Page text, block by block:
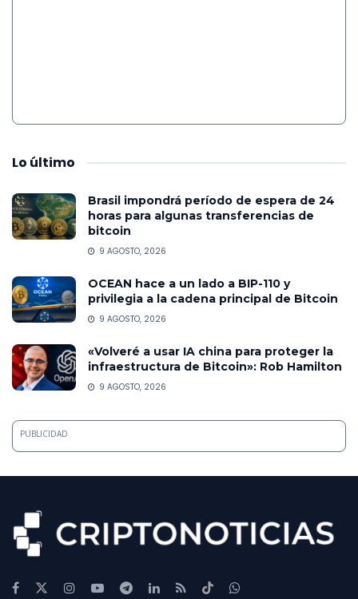
Lo último
Brasil impondrá período de espera de 24
horas para algunas transferencias de
bitcoin
9 AGOSTO, 2026
OCEAN hace a un lado a BIP-110 y
privilegia a la cadena principal de Bitcoin
9 AGOSTO, 2026
«Volveré a usar IA china para proteger la
infraestructura de Bitcoin»: Rob Hamilton
9 AGOSTO, 2026
PUBLICIDAD